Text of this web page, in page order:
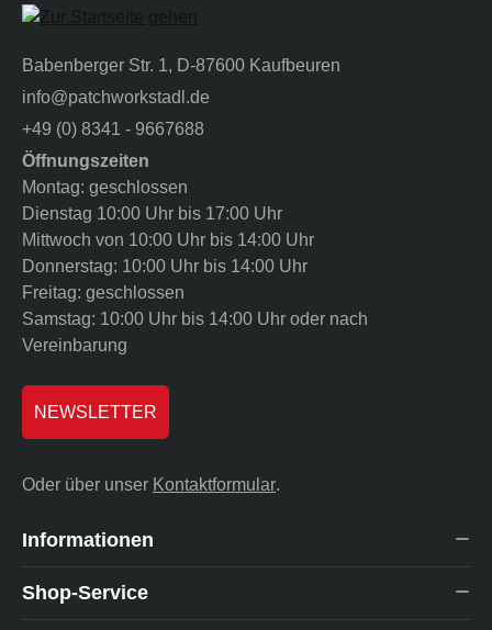
Babenberger Str. 1, D-87600 Kaufbeuren
info@patchworkstadl.de
+49 (0) 8341 - 9667688
Öffnungszeiten
Montag: geschlossen
Dienstag 10:00 Uhr bis 17:00 Uhr
Mittwoch von 10:00 Uhr bis 14:00 Uhr
Donnerstag: 10:00 Uhr bis 14:00 Uhr
Freitag: geschlossen
Samstag: 10:00 Uhr bis 14:00 Uhr oder nach
Vereinbarung
NEWSLETTER
Oder über unser Kontaktformular.
Informationen
Shop-Service